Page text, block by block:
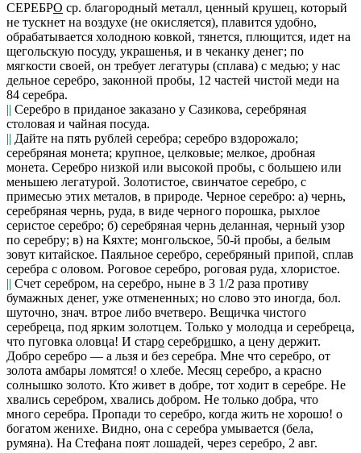
СЕРЕБРО ср. благородный металл, ценный крушец, который
не тускнет на воздухе (не окисляется), плавится удобно,
обрабатывается холодною ковкой, тянется, плющится, идет на
щегольскую посуду, украшенья, и в чеканку денег; по
мягкости своей, он требует легатуры (сплава) с медью; у нас
дельное серебро, законной пробы, 12 частей чистой меди на
84 серебра.
|| Серебро в приданое заказано у Сазикова, серебряная
столовая и чайная посуда.
|| Дайте на пять рублей серебра; серебро вздорожало;
серебряная монета; крупное, целковые; мелкое, дробная
монета. Серебро низкой или высокой пробы, с большею или
меньшею легатурой. Золотистое, свинчатое серебро, с
примесью этих металов, в природе. Черное серебро: а) чернь,
серебряная чернь, руда, в виде черного порошка, рыхлое
серистое серебро; б) серебряная чернь деланная, черный узор
по серебру; в) на Кяхте; монгольское, 50-й пробы, а белым
зовут китайское. Паяльное серебро, серебряный припой, сплав
серебра с оловом. Роговое серебро, роговая руда, хлористое.
|| Счет серебром, на серебро, ныне в 3 1/2 раза противу
бумажных денег, уже отмененных; но слово это иногда, бол.
шуточно, знач. втрое либо вчетверо. Вещичка чистого
серебреца, под ярким золотцем. Только у молодца и серебреца,
что пуговка оловца! И старо серебришко, а цену держит.
Добро серебро — а льзя и без серебра. Мне что серебро, от
золота амбары ломятся! о хлебе. Месяц серебро, а красно
солнышко золото. Кто живет в добре, тот ходит в серебре. Не
хвались серебром, хвались добром. Не только добра, что
много серебра. Пропади то серебро, когда жить не хорошо! о
богатом женихе. Видно, она с серебра умывается (бела,
румяна). На Стефана поят лошадей, через серебро, 2 авг.